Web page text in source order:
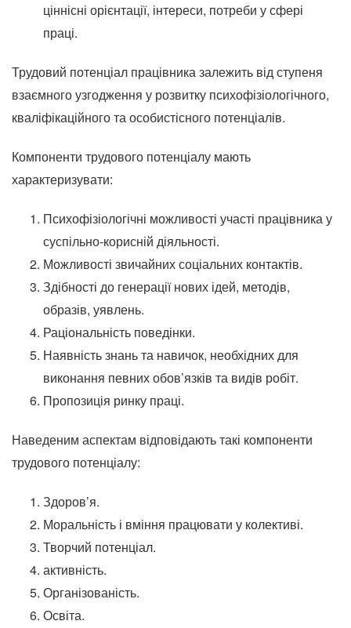
ціннісні орієнтації, інтереси, потреби у сфері
праці.
Трудовий потенціал працівника залежить від ступеня
взаємного узгодження у розвитку психофізіологічного,
кваліфікаційного та особистісного потенціалів.
Компоненти трудового потенціалу мають
характеризувати:
Психофізіологічні можливості участі працівника у
суспільно-корисній діяльності.
Можливості звичайних соціальних контактів.
Здібності до генерації нових ідей, методів,
образів, уявлень.
Раціональність поведінки.
Наявність знань та навичок, необхідних для
виконання певних обов’язків та видів робіт.
Пропозиція ринку праці.
Наведеним аспектам відповідають такі компоненти
трудового потенціалу:
Здоров’я.
Моральність і вміння працювати у колективі.
Творчий потенціал.
активність.
Організованість.
Освіта.